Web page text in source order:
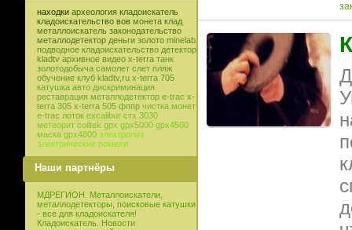
находки археология кладоискатель
кладоискательство вов монета клад
металлоискатель законодательство
металлодетектор деньги золото minelab
подводное кладоискательство детектор
kladtv архивное видео x-terra танк
золотодобыча самолет слет пляж
обучение клуб kladtv,ru x-terra 705
катушка авто дискриминация
реставрация металлодетектор e-trac x-
terra 305 x-terra 505 фппр чистка монет
e-trac лоток excalibur стх 3030
метеорит coiltek gpx gpx5000 gpx4500
маска gpx4800 электролиз
электрические помехи
Наши партнёры
МДРЕГИОН. Металлоискатели,
металлодетекторы, поисковые катушки
- все для кладоискателя!
Кладоискатель. Новости